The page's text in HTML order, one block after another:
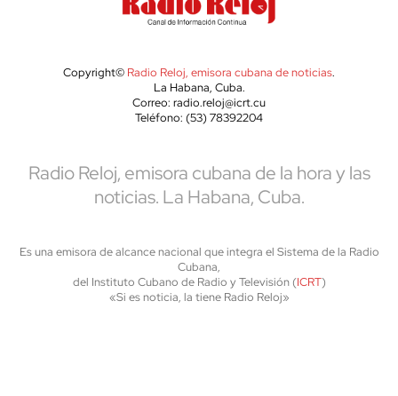
Copyright© Radio Reloj, emisora cubana de noticias.
La Habana, Cuba.
Correo: radio.reloj@icrt.cu
Teléfono: (53) 78392204
Radio Reloj, emisora cubana de la hora y las
noticias. La Habana, Cuba.
Es una emisora de alcance nacional que integra el Sistema de la Radio
Cubana,
del Instituto Cubano de Radio y Televisión (ICRT)
«Si es noticia, la tiene Radio Reloj»